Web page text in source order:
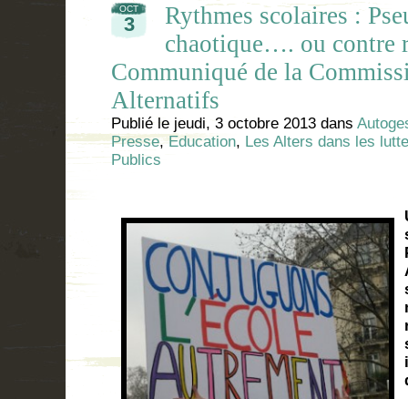
OCT
3
Rythmes scolaires :
chaotique…. ou contre
Communiqué de la
Alternatifs
Publié le jeudi, 3 octobre 2013 dans
Presse,Education, Les Alters dans les
Publics